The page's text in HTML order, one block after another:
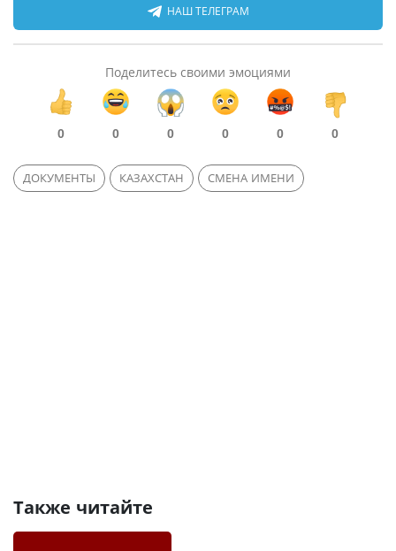
НАШ ТЕЛЕГРАМ
Поделитесь своими эмоциями
0 0 0 0 0 0
ДОКУМЕНТЫ КАЗАХСТАН СМЕНА ИМЕНИ
Также читайте